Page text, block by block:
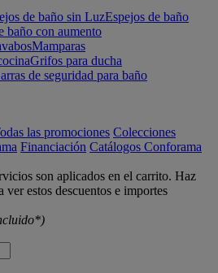
de baño sin LuzEspejos de baño
baño con aumento
Mamparas
Grifos para ducha
de seguridad para baño
las promociones Colecciones
Financiación Catálogos Conforama
son aplicados en el carrito. Haz
estos descuentos e importes